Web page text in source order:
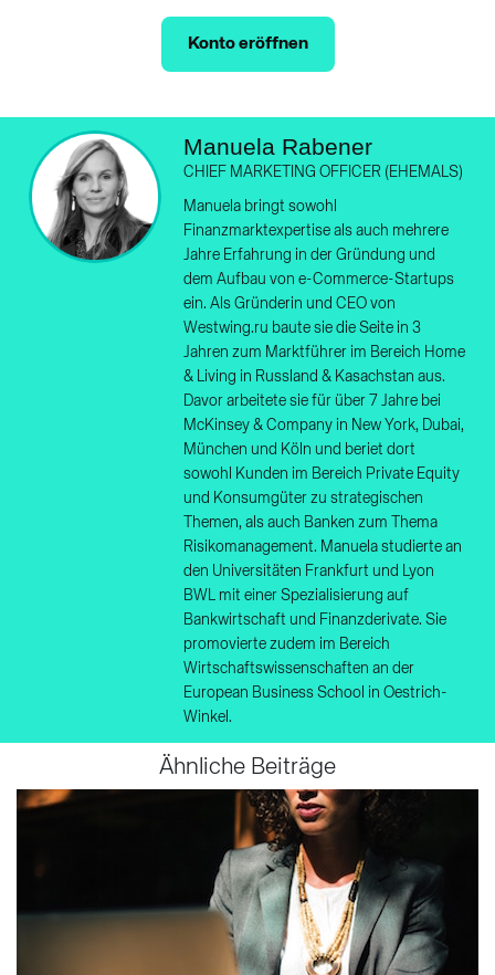
Konto eröffnen
Manuela Rabener
CHIEF MARKETING OFFICER (EHEMALS)
Manuela bringt sowohl
Finanzmarktexpertise als auch mehrere
Jahre Erfahrung in der Gründung und
dem Aufbau von e-Commerce-Startups
ein. Als Gründerin und CEO von
Westwing.ru baute sie die Seite in 3
Jahren zum Marktführer im Bereich Home
& Living in Russland & Kasachstan aus.
Davor arbeitete sie für über 7 Jahre bei
McKinsey & Company in New York, Dubai,
München und Köln und beriet dort
sowohl Kunden im Bereich Private Equity
und Konsumgüter zu strategischen
Themen, als auch Banken zum Thema
Risikomanagement. Manuela studierte an
den Universitäten Frankfurt und Lyon
BWL mit einer Spezialisierung auf
Bankwirtschaft und Finanzderivate. Sie
promovierte zudem im Bereich
Wirtschaftswissenschaften an der
European Business School in Oestrich-
Winkel.
Ähnliche Beiträge